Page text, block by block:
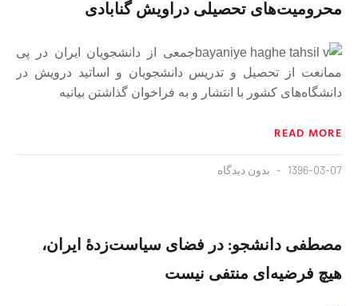
محرومیت‌های تحصیلی دراویش گنابادی
جمعی از دانشجویان ایران در پی
ممانعت از تحصیل و تدریس دانشجویان و اساتید درویش در
دانشگاه‌های کشور با انتشار و به فراخوان گذاشتن بیانیه‌
READ MORE
1396-03-07 بدون دیدگاه
مصطفی دانشجو: در فضای سیاست‌زدهٔ ایران،
هیچ فرضیه‌ای منتفی نیست